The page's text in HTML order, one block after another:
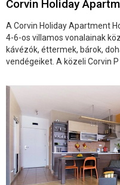
Corvin Holiday
A Corvin Holiday Apartment
4-6-os villamos vonalainak
kávézók, éttermek, bárok,
vendégeiket. A közeli Corvin P